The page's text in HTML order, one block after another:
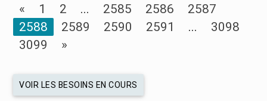
« 1 2 ... 2585 2586
2587
2588
2589 2590 2591 ...
3098
3099
»
VOIR LES BESOINS EN COURS